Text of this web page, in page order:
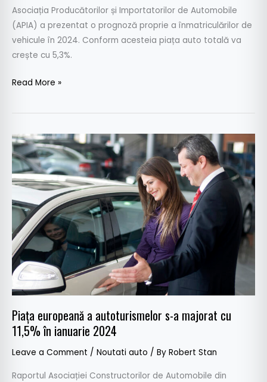
Asociația Producătorilor și Importatorilor de Automobile
(APIA) a prezentat o prognoză proprie a înmatriculărilor de
vehicule în 2024. Conform acesteia piața auto totală va
crește cu 5,3%.
Read More »
Piața europeană a autoturismelor s-a majorat cu
11,5% în ianuarie 2024
Leave a Comment / Noutati auto / By Robert Stan
Raportul Asociației Constructorilor de Automobile din
Piața
europeană
a
autoturismelor
s-
majorat
cu
11,5%
în
ianuarie